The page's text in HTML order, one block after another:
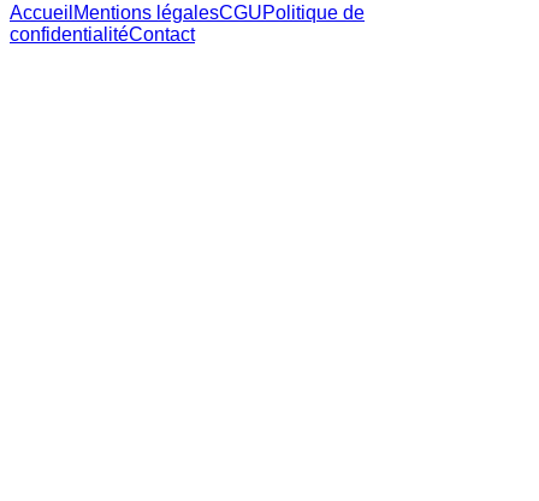
Accueil Mentions légalesCGUPolitique de
confidentialitéContact